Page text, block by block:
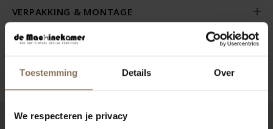
Toestemming Details Over
We respecteren je privacy
VERPAKKING & MONTAGE
KLEURSTAAL BESTELLEN
ZAKELIJK